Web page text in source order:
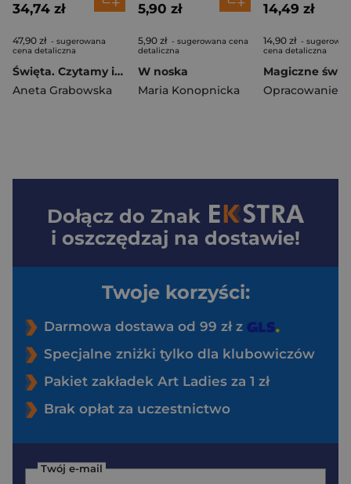
34,74 zł
47,90 zł - sugerowana
cena detaliczna
Święta. Czytamy i słuchamy
Aneta Grabowska
5,90 zł
5,90 zł - sugerowana cena
detaliczna
W noska
Maria Konopnicka
14,49 zł
14,90 zł -
cena detaliczna
Dołącz do Znak
i oszczędzaj na dostawie!
Twoje korzyści:
Darmowa dostawa od 99 zł z
Specjalne zniżki tylko dla klubowiczów
Pakiet zakładek Art Ladies za 1 zł
Brak opłat za uczestnictwo
Twój e-mail